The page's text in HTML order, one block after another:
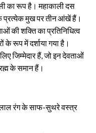
का रूप है। महाकाली दस
मुख पर तीन आंखें हैं।
की शक्ति का प्रतिनिधित्व
के रूप में दर्शाया गया है।
जिम्मेदार हैं, जो इन देवताओं
के समान हैं।
रंग के साफ-सुथरे वस्त्र